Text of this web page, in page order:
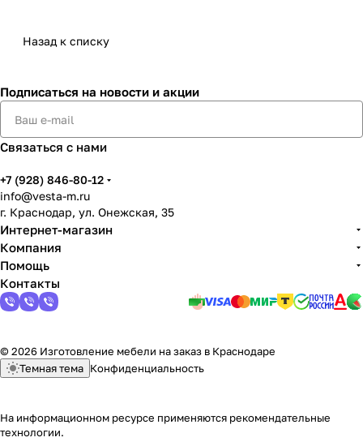
Назад к списку
Подписаться на новости и акции
Связаться с нами
+7 (928) 846-80-12
info@vesta-m.ru
г. Краснодар, ул. Онежская, 35
Интернет-магазин
Компания
Помощь
Контакты
© 2026 Изготовление мебели на заказ в Краснодаре
Темная тема Конфиденциальность
На информационном ресурсе применяются рекомендательные
технологии.